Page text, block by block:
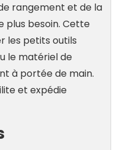
rangement et de la
plus besoin. Cette
les petits outils
le matériel de
à portée de main.
et expédie